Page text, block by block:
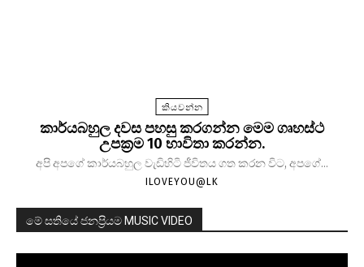
කියවන්න
කාර්යබහුල දවස පහසු කරගන්න මෙම ගෘහස්ථ
උපක්‍රම 10 භාවිතා කරන්න.
අපි අපගේ කාර්යබහුල වැඩිහිටි ජීවිතය ගත කරන විට, අපගේ...
ILOVEYOU@LK
මේ සතියේ ජනප්‍රියම MUSIC VIDEO